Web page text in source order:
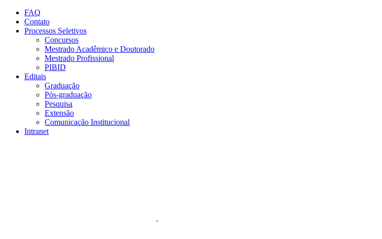
Conteúdo principal
FAQ
Contato
Processos Seletivos
Concursos
Mestrado Acadêmico e Doutorado
Mestrado Profissional
PIBID
Editais
Graduação
Pós-graduação
Pesquisa
Extensão
Comunicação Institucional
Intranet